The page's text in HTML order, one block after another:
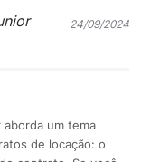
24/09/2024
um tema
de locação: o